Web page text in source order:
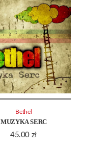
MUZYKA SERC
45.00 zł
Bethel